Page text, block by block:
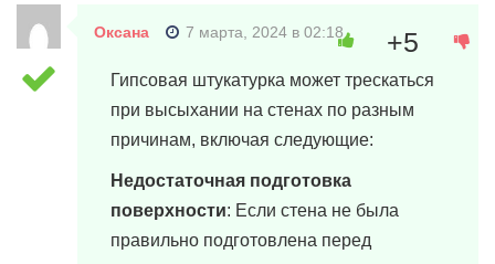
Оксана 7 марта, 2024 в 02:18
Гипсовая штукатурка может трескаться
при высыхании на стенах по разным
причинам, включая следующие:
Недостаточная подготовка
поверхности: Если стена не была
правильно подготовлена перед
+5